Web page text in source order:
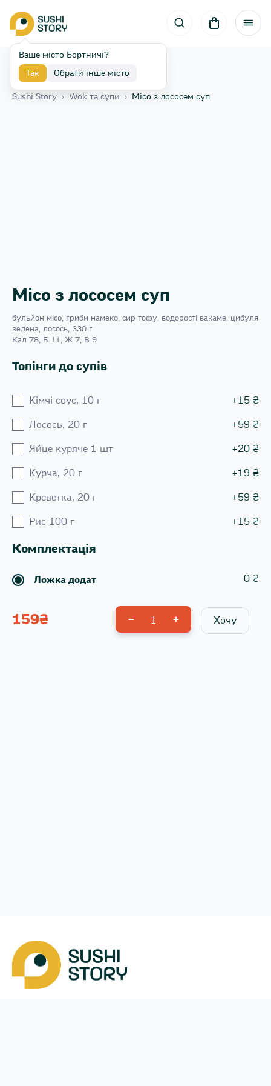
Ваше місто Бортничі?
Так Обрати інше місто
Назад
Sushi Story › Wok та супи › Місо з лососем суп
Місо з лососем суп
бульйон місо, гриби намеко, сир тофу, водорості вакаме, цибуля
зелена, лосось, 330 г
Кал 78, Б 11, Ж 7, В 9
Топінги до супів
Кiмчi соус, 10 г +15 ₴
Лосось, 20 г +59 ₴
Яйце куряче 1 шт +20 ₴
Курча, 20 г +19 ₴
Креветка, 20 г +59 ₴
Рис 100 г +15 ₴
Комплектація
Ложка додат 0 ₴
159₴ 1 Хочу